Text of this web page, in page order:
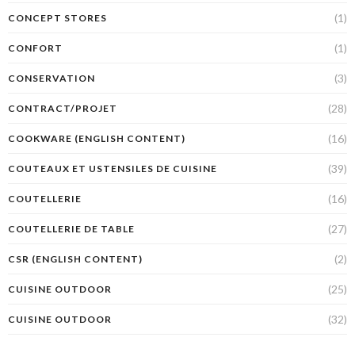
CONCEPT STORES (1)
CONFORT (1)
CONSERVATION (3)
CONTRACT/PROJET (28)
COOKWARE (ENGLISH CONTENT) (16)
COUTEAUX ET USTENSILES DE CUISINE (39)
COUTELLERIE (16)
COUTELLERIE DE TABLE (27)
CSR (ENGLISH CONTENT) (2)
CUISINE OUTDOOR (25)
CUISINE OUTDOOR (32)